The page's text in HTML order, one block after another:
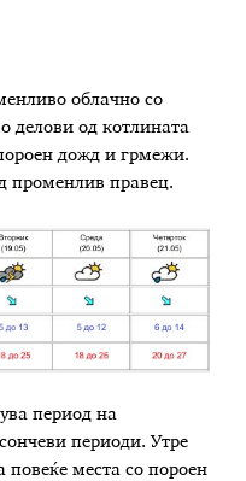
облачно со
делови од котлината
дожд и грмежи.
променлив правец.
период на
периоди. Утре
повеќе места со пороен